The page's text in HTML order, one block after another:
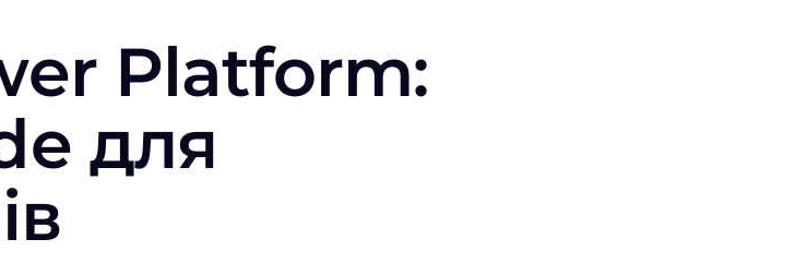
Platform:
для